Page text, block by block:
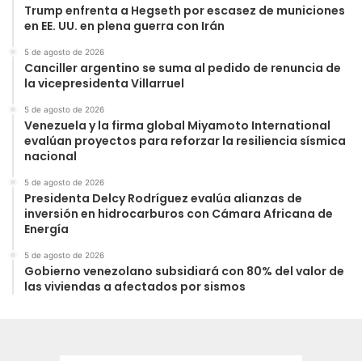
Trump enfrenta a Hegseth por escasez de municiones
en EE. UU. en plena guerra con Irán
5 de agosto de 2026
Canciller argentino se suma al pedido de renuncia de
la vicepresidenta Villarruel
5 de agosto de 2026
Venezuela y la firma global Miyamoto International
evalúan proyectos para reforzar la resiliencia sísmica
nacional
5 de agosto de 2026
Presidenta Delcy Rodríguez evalúa alianzas de
inversión en hidrocarburos con Cámara Africana de
Energía
5 de agosto de 2026
Gobierno venezolano subsidiará con 80% del valor de
las viviendas a afectados por sismos